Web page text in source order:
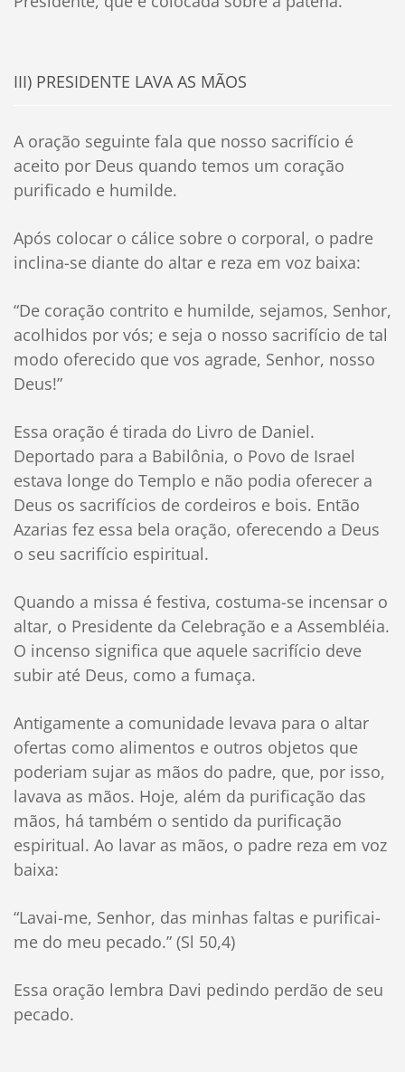
III) PRESIDENTE LAVA AS MÃOS
A oração seguinte fala que nosso sacrifício é
aceito por Deus quando temos um coração
purificado e humilde.
Após colocar o cálice sobre o corporal, o padre
inclina-se diante do altar e reza em voz baixa:
“De coração contrito e humilde, sejamos, Senhor,
acolhidos por vós; e seja o nosso sacrifício de tal
modo oferecido que vos agrade, Senhor, nosso
Deus!”
Essa oração é tirada do Livro de Daniel.
Deportado para a Babilônia, o Povo de Israel
estava longe do Templo e não podia oferecer a
Deus os sacrifícios de cordeiros e bois. Então
Azarias fez essa bela oração, oferecendo a Deus
o seu sacrifício espiritual.
Quando a missa é festiva, costuma-se incensar o
altar, o Presidente da Celebração e a Assembléia.
O incenso significa que aquele sacrifício deve
subir até Deus, como a fumaça.
Antigamente a comunidade levava para o altar
ofertas como alimentos e outros objetos que
poderiam sujar as mãos do padre, que, por isso,
lavava as mãos. Hoje, além da purificação das
mãos, há também o sentido da purificação
espiritual. Ao lavar as mãos, o padre reza em voz
baixa:
“Lavai-me, Senhor, das minhas faltas e purificai-
me do meu pecado.” (Sl 50,4)
Essa oração lembra Davi pedindo perdão de seu
pecado.